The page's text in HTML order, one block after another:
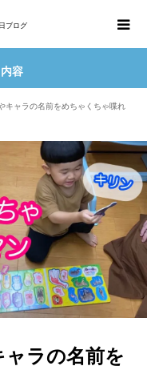
ブログ
容
キャラの名前をめちゃくちゃ喋れ
ャラの名前を